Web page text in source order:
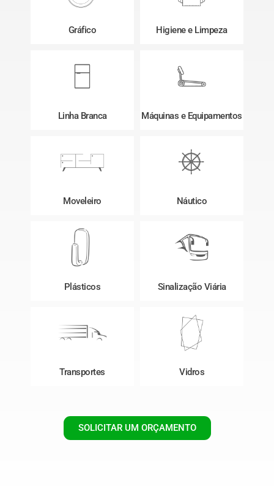
Gráfico Higiene e Limpeza
Linha Branca Máquinas e Equipamentos
Moveleiro Náutico
Plásticos Sinalização Viária
Transportes Vidros
SOLICITAR UM ORÇAMENTO